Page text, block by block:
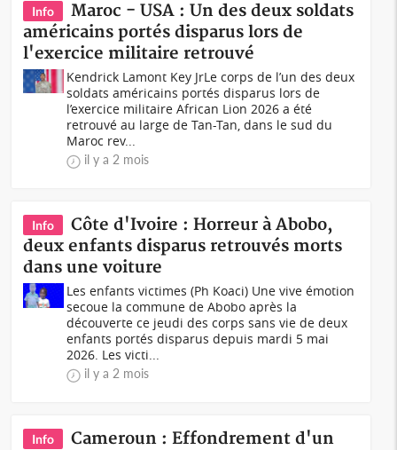
Info
Maroc - USA : Un des deux soldats
américains portés disparus lors de
l'exercice militaire retrouvé
Kendrick Lamont Key JrLe corps de l’un des deux
soldats américains portés disparus lors de
l’exercice militaire African Lion 2026 a été
retrouvé au large de Tan-Tan, dans le sud du
Maroc rev...
il y a 2 mois
Info
Côte d'Ivoire : Horreur à Abobo,
deux enfants disparus retrouvés morts
dans une voiture
Les enfants victimes (Ph Koaci) Une vive émotion
secoue la commune de Abobo après la
découverte ce jeudi des corps sans vie de deux
enfants portés disparus depuis mardi 5 mai
2026. Les victi...
il y a 2 mois
Info
Cameroun : Effondrement d'un